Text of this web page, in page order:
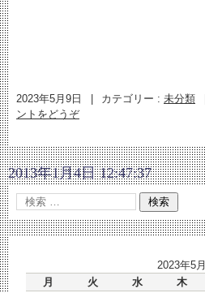
2023年5月9日 カテゴリー : 未分類
ントをどうぞ
2013年1月4日 12:47:37
2023年5月
月
火 水 木